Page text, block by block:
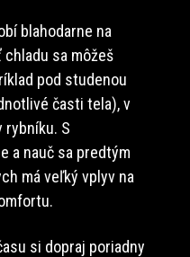
blahodarne na
chladu sa môžeš
pod studenou
časti tela), v
rybníku. S
a nauč sa predtým
má veľký vplyv na
si dopraj poriadny